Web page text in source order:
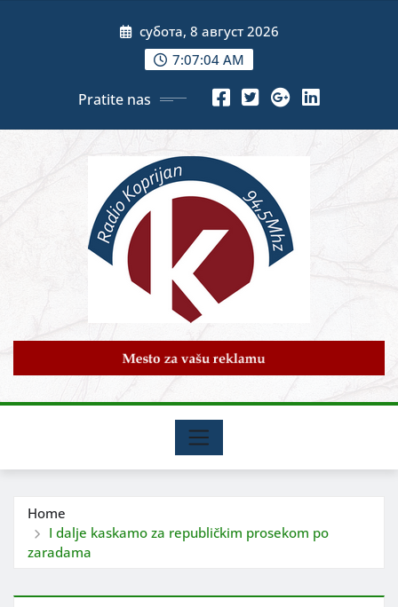
субота, 8 август 2026
7:07:06 AM
Pratite nas
Home
I dalje kaskamo za republičkim prosekom po
zaradama